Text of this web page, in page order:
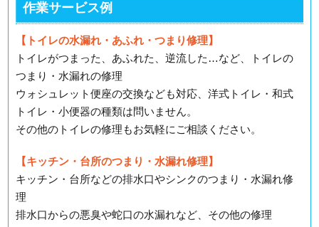
作業サービス例
【トイレの水漏れ・あふれ・つまり修理】
トイレがつまった、あふれた、逆流した…など、トイレの
つまり・水漏れの修理
ウォシュレット便座の交換なども対応、洋式トイレ・和式
トイレ・小便器の種類は問いません。
その他のトイレの修理もお気軽にご相談ください。
【キッチン・台所のつまり・水漏れ修理】
キッチン・台所などの排水口やシンクのつまり・水漏れ修
理
排水口からの悪臭や蛇口の水漏れなど、その他の修理